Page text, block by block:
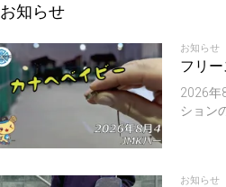
お知らせ
お知らせ
フリ
2026年
ション
お知らせ